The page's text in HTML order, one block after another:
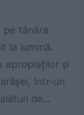
pe tânăra
la lumină.
apropiaților și
într-un
de...